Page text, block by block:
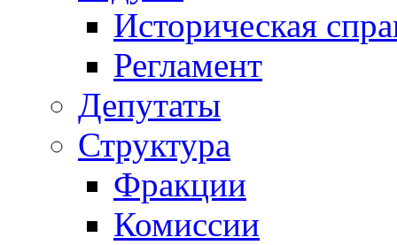
Историческая
Регламент
Депутаты
Структура
Фракции
Комиссии